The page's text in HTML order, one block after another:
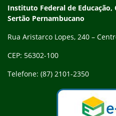
Endereço
Instituto Federal de Educação,
Sertão Pernambucano
Rua Aristarco Lopes, 240 –
CEP: 56302-100
Telefone: (87) 2101-2350